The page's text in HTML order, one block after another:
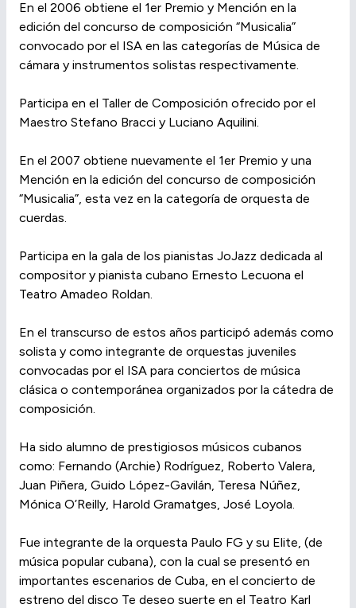
En el 2006 obtiene el 1er Premio y Mención en la
edición del concurso de composición “Musicalia”
convocado por el ISA en las categorías de Música de
cámara y instrumentos solistas respectivamente.
Participa en el Taller de Composición ofrecido por el
Maestro Stefano Bracci y Luciano Aquilini.
En el 2007 obtiene nuevamente el 1er Premio y una
Mención en la edición del concurso de composición
“Musicalia”, esta vez en la categoría de orquesta de
cuerdas.
Participa en la gala de los pianistas JoJazz dedicada al
compositor y pianista cubano Ernesto Lecuona el
Teatro Amadeo Roldan.
En el transcurso de estos años participó además como
solista y como integrante de orquestas juveniles
convocadas por el ISA para conciertos de música
clásica o contemporánea organizados por la cátedra de
composición.
Ha sido alumno de prestigiosos músicos cubanos
como: Fernando (Archie) Rodríguez, Roberto Valera,
Juan Piñera, Guido López-Gavilán, Teresa Núñez,
Mónica O’Reilly, Harold Gramatges, José Loyola.
Fue integrante de la orquesta Paulo FG y su Elite, (de
música popular cubana), con la cual se presentó en
importantes escenarios de Cuba, en el concierto de
estreno del disco Te deseo suerte en el Teatro Karl